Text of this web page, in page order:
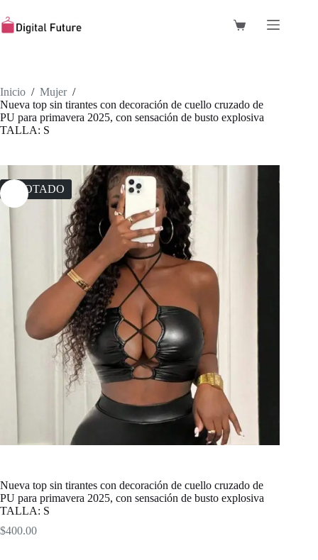
al
contenido
Carro
Inicio / Mujer /
Nueva top sin tirantes con decoración de cuello cruzado de
PU para primavera 2025, con sensación de busto explosiva
TALLA: S
AGOTADO
Nueva top sin tirantes con decoración de cuello cruzado de
PU para primavera 2025, con sensación de busto explosiva
TALLA: S
$400.00